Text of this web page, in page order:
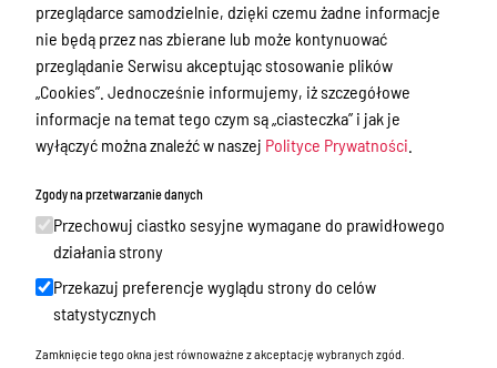
Dyżury Aptek w Powiecie Ostródzkim
Nieodpłatna Pomoc Prawna
Akty Prawne
Rejestry, ewidencje i archiwa
Organizacja działania samorządu
powiatowego
Organy Powiatu
Oświadczenia majątkowe
przeglądarce samodzielnie, dzięki czemu żadne informacje
nie będą przez nas zbierane lub może kontynuować
przeglądanie Serwisu akceptując stosowanie plików
„Cookies”. Jednocześnie informujemy, iż szczegółowe
informacje na temat tego czym są „ciasteczka” i jak je
wyłączyć można znaleźć w naszej Polityce Prywatności
Zgody na przetwarzanie danych
Przechowuj ciastko sesyjne wymagane do prawidłowego
działania strony
Przekazuj preferencje wyglądu strony do celów
statystycznych
Zamknięcie tego okna jest równoważne z akceptację wybranych zgód.